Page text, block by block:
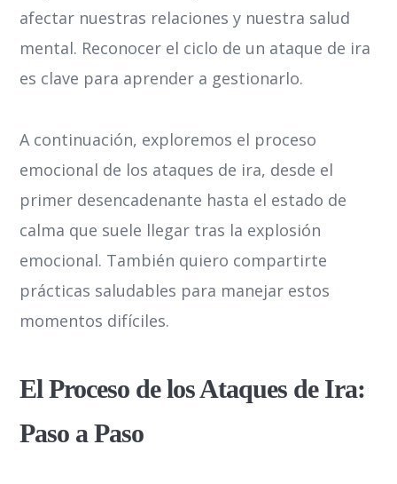
afectar nuestras relaciones y nuestra salud
mental. Reconocer el ciclo de un ataque de ira
es clave para aprender a gestionarlo.
A continuación, exploremos el proceso
emocional de los ataques de ira, desde el
primer desencadenante hasta el estado de
calma que suele llegar tras la explosión
emocional. También quiero compartirte
prácticas saludables para manejar estos
momentos difíciles.
El Proceso de los Ataques de Ira:
Paso a Paso